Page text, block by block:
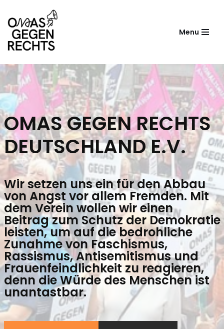
Zum
Inhalt
springen
Menu
OMAS GEGEN RECHTS
DEUTSCHLAND E.V.
Wir setzen uns ein für den Abbau
von Angst vor allem Fremden. Mit
dem Verein wollen wir einen
Beitrag zum Schutz der Demokratie
leisten, um auf die bedrohliche
Zunahme von Faschismus,
Rassismus, Antisemitismus und
Frauenfeindlichkeit zu reagieren,
denn die Würde des Menschen ist
unantastbar.